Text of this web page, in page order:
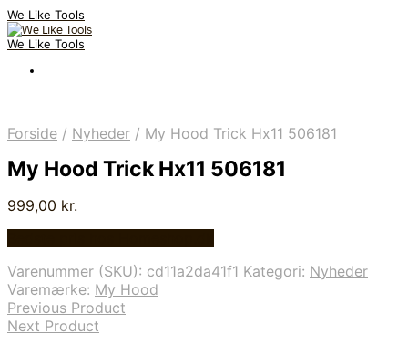
We Like Tools
We Like Tools
Forside / Nyheder / My Hood Trick Hx11 506181
My Hood Trick Hx11 506181
999,00 kr.
Varenummer (SKU): cd11a2da41f1 Kategori: Nyheder
Varemærke: My Hood
Previous Product
Next Product